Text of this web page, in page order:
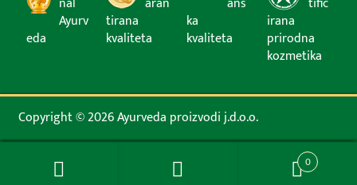
Ayurv
eda
tirana
kvaliteta
ka
kvaliteta
irana
prirodna
kozmetika
Copyright © 2026 Ayurveda proizvodi j.d.o.o.
0